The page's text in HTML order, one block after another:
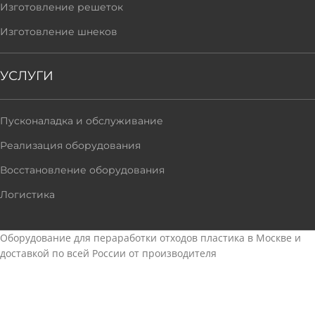
Изготовление решеток
Изготовление шнеков
УСЛУГИ
Пусконаладка и обслуживание
Реализация оборудования
Восстановление оборудования
Логистика
Оборудование для пераработки отходов пластика в Москве и
доставкой по всей России от производителя